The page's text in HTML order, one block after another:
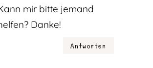
mir bitte jemand
Danke!
Antworten